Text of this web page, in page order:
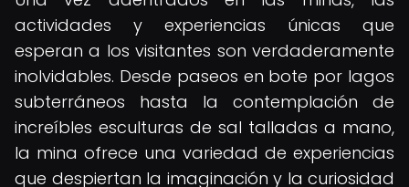
actividades y experiencias únicas que
esperan a los visitantes son verdaderamente
inolvidables. Desde paseos en bote por lagos
subterráneos hasta la contemplación de
increíbles esculturas de sal talladas a mano,
la mina ofrece una variedad de experiencias
que despiertan la imaginación y la curiosidad